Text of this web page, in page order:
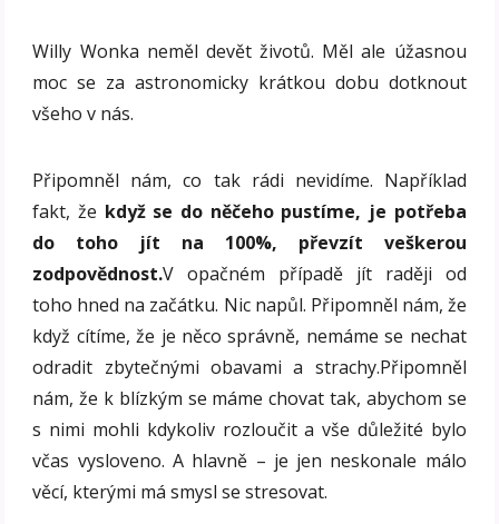
Willy Wonka neměl devět životů. Měl ale úžasnou
moc se za astronomicky krátkou dobu dotknout
všeho v nás.
Připomněl nám, co tak rádi nevidíme. Například
fakt, že když se do něčeho pustíme, je potřeba
do toho jít na 100%, převzít veškerou
zodpovědnost.V opačném případě jít raději od
toho hned na začátku. Nic napůl. Připomněl nám, že
když cítíme, že je něco správně, nemáme se nechat
odradit zbytečnými obavami a strachy.Připomněl
nám, že k blízkým se máme chovat tak, abychom se
s nimi mohli kdykoliv rozloučit a vše důležité bylo
včas vysloveno. A hlavně – je jen neskonale málo
věcí, kterými má smysl se stresovat.